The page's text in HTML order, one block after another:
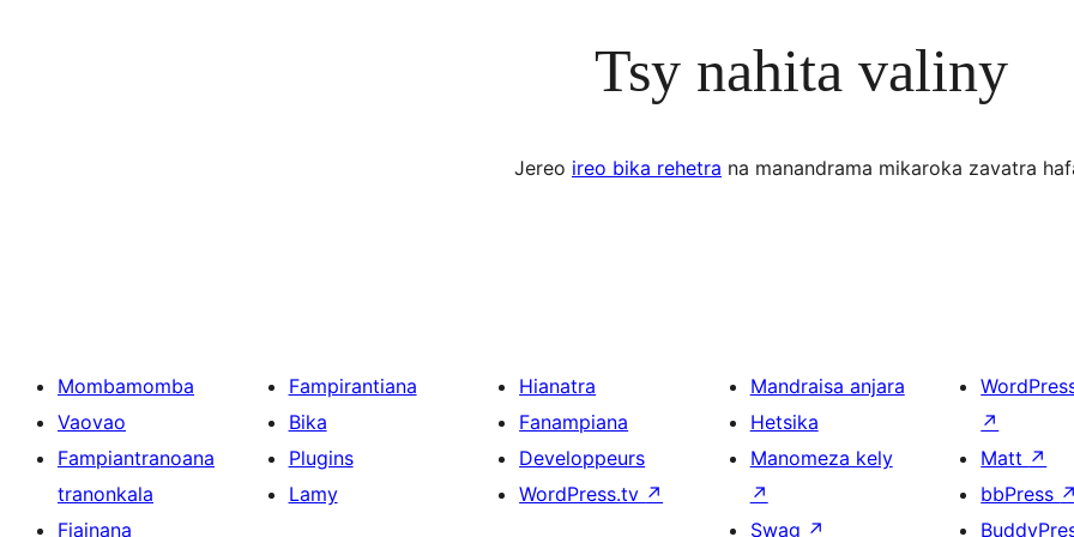
Tsy nahita valiny
Jereo ireo bika rehetra na manandrama mikaroka zavatra
Mombamomba
Vaovao
Fampiantranoana
tranonkala
Fiainana
Fampirantiana
Bika
Plugins
Lamy
Hianatra
Fanampiana
Developpeurs
WordPress.tv ↗
Mandraisa anjara
Hetsika
Manomeza kely
↗
Swag ↗
↗
Matt ↗
bbPress ↗